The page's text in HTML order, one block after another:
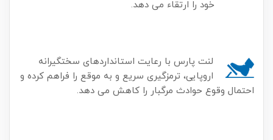
خود را ارتقاء می دهد.
لنت پارس با رعایت استانداردهای سختگیرانه
اروپایی، ترمزگیری سریع و به موقع را فراهم کرده و
احتمال وقوع حوادث مرگبار را کاهش می دهد.